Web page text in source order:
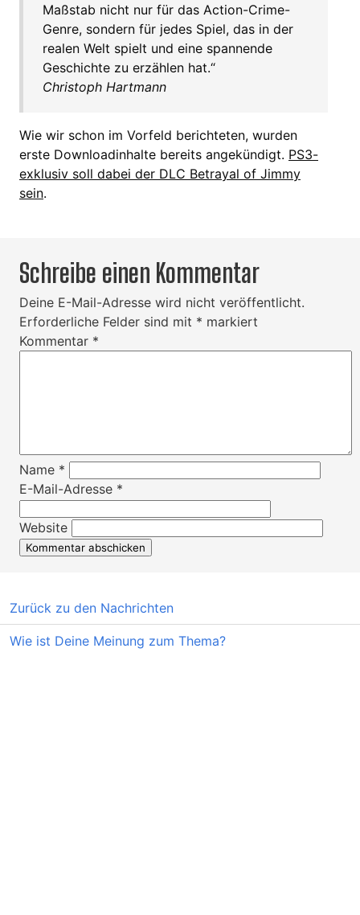
Maßstab nicht nur für das Action-Crime-
Genre, sondern für jedes Spiel, das in der
realen Welt spielt und eine spannende
Geschichte zu erzählen hat.“
Christoph Hartmann
Wie wir schon im Vorfeld berichteten, wurden
erste Downloadinhalte bereits angekündigt. PS3-
exklusiv soll dabei der DLC Betrayal of Jimmy
sein.
Schreibe einen Kommentar
Deine E-Mail-Adresse wird nicht veröffentlicht.
Erforderliche Felder sind mit * markiert
Kommentar *
Name *
E-Mail-Adresse *
Website
Zurück zu den Nachrichten
Wie ist Deine Meinung zum Thema?